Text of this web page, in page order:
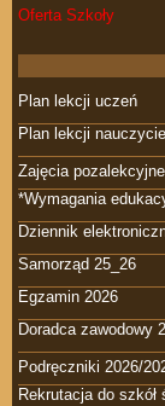
Oferta Szkoły
Plan lekcji uczeń
Plan lekcji
Zajęcia
*Wymagania
Dziennik
Samorząd 25_26
Egzamin 2026
Doradca zawodowy
Podręczniki 2026/
Rekrutacja do